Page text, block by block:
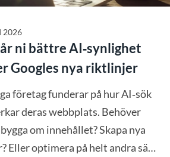
2026
ni bättre AI‑synlighet
Googles nya riktlinjer
företag funderar på hur AI‑sök
deras webbplats. Behöver
om innehållet? Skapa nya
Eller optimera på helt andra sätt